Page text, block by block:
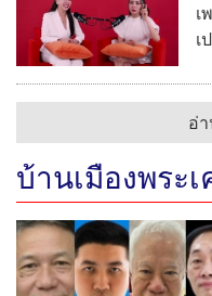
เ
เ
อ่
บ้านเมืองพระเ